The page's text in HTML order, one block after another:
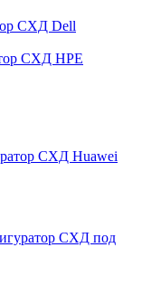
СХД Dell
СХД HPE
СХД Huawei
СХД под